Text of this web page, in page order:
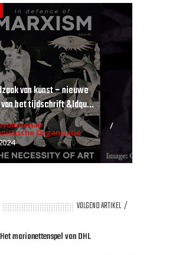
van kunst – nieuwe
het tijdschrift &ldqu...
Organisatie
VOLGEND ARTIKEL
Het marionettenspel van DHL